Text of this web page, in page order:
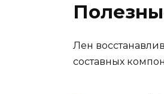
Лен
составных